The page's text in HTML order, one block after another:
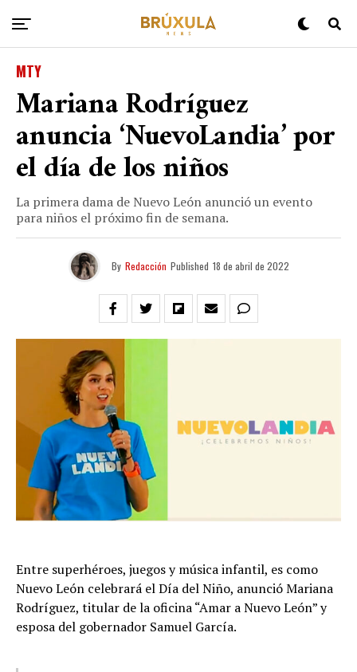
MTY
Mariana Rodríguez
anuncia ‘NuevoLandia’ por
el día de los niños
La primera dama de Nuevo León anunció un evento
para niños el próximo fin de semana.
By Redacción Published 18 de abril de 2022
Entre superhéroes, juegos y música infantil, es como
Nuevo León celebrará el Día del Niño, anunció Mariana
Rodríguez, titular de la oficina “Amar a Nuevo León” y
esposa del gobernador Samuel García.